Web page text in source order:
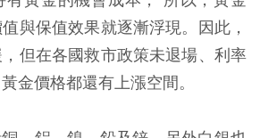
與保值效果就逐漸浮現。因此，
但在各國救市政策未退場、利率
金價格都還有上漲空間。